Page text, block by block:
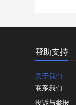
帮助支持
关于我们
联系我们
投诉与举报